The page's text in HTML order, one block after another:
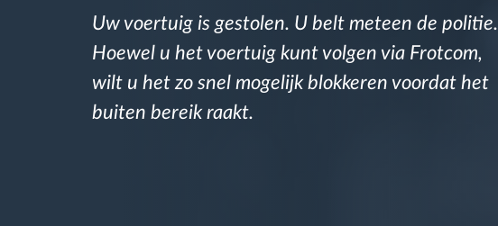
Brandstofbeheer
Routeplanning en -monitoring
Uw voertuig is gestolen. U belt meteen de politie.
Hoewel u het voertuig kunt volgen via Frotcom,
wilt u het zo snel mogelijk blokkeren voordat het
buiten bereik raakt.